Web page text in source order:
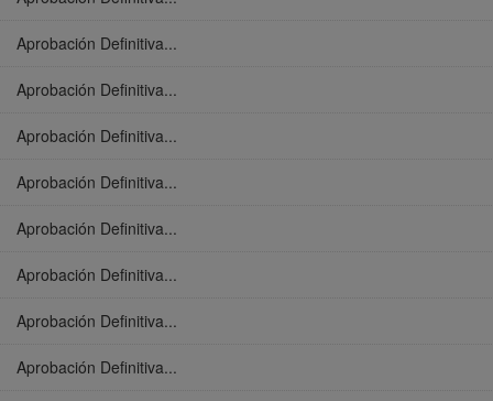
Aprobación Definitiva...
Aprobación Definitiva...
Aprobación Definitiva...
Aprobación Definitiva...
Aprobación Definitiva...
Aprobación Definitiva...
Aprobación Definitiva...
Aprobación Definitiva...